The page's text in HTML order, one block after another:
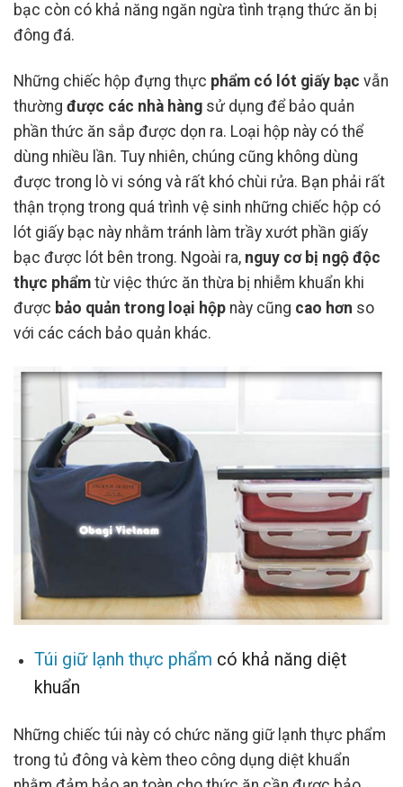
bạc còn có khả năng ngăn ngừa tình trạng thức ăn bị
đông đá.
Những chiếc hộp đựng thực phẩm có lót giấy bạc vẫn
thường được các nhà hàng sử dụng để bảo quản
phần thức ăn sắp được dọn ra. Loại hộp này có thể
dùng nhiều lần. Tuy nhiên, chúng cũng không dùng
được trong lò vi sóng và rất khó chùi rửa. Bạn phải rất
thận trọng trong quá trình vệ sinh những chiếc hộp có
lót giấy bạc này nhằm tránh làm trầy xướt phần giấy
bạc được lót bên trong. Ngoài ra, nguy cơ bị ngộ độc
thực phẩm từ việc thức ăn thừa bị nhiễm khuẩn khi
được bảo quản trong loại hộp này cũng cao hơn so
với các cách bảo quản khác.
Túi giữ lạnh thực phẩm có khả năng diệt
khuẩn
Những chiếc túi này có chức năng giữ lạnh thực phẩm
trong tủ đông và kèm theo công dụng diệt khuẩn